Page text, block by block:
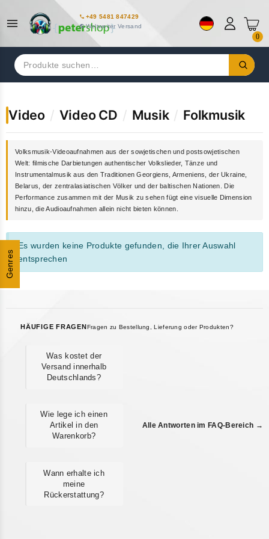
+49 5481 847429
Weltweiter Versand
0
Suchen
nach:
Genres
Video / Video CD / Musik / Folkmusik
Volksmusik-Videoaufnahmen aus der sowjetischen und postsowjetischen
Welt: filmische Darbietungen authentischer Volkslieder, Tänze und
Instrumentalmusik aus den Traditionen Georgiens, Armeniens, der Ukraine,
Belarus, der zentralasiatischen Völker und der baltischen Nationen. Die
Performance zusammen mit der Musik zu sehen fügt eine visuelle Dimension
hinzu, die Audioaufnahmen allein nicht bieten können.
Es wurden keine Produkte gefunden, die Ihrer Auswahl
entsprechen
HÄUFIGE FRAGEN Fragen zu Bestellung, Lieferung oder Produkten?
Was kostet der
Versand innerhalb
Deutschlands?
Wie lege ich einen
Artikel in den
Warenkorb?
Wann erhalte ich
meine
Rückerstattung?
Alle Antworten im FAQ-Bereich →